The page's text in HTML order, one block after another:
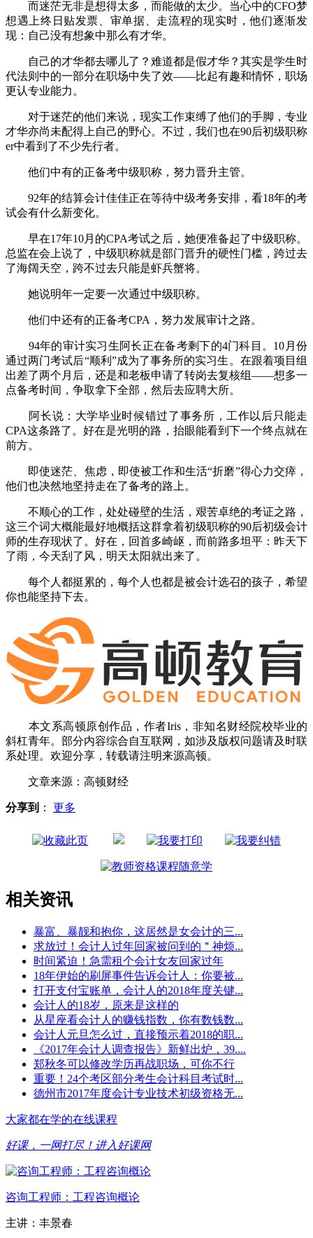
而迷茫无非是想得太多，而能做的太少。当心中的CFO梦
想遇上终日贴发票、审单据、走流程的现实时，他们逐渐发
现：自己没有想象中那么有才华。
自己的才华都去哪儿了？难道都是假才华？其实是学生时
代法则中的一部分在职场中失了效——比起有趣和情怀，职场
更认专业能力。
对于迷茫的他们来说，现实工作束缚了他们的手脚，专业
才华亦尚未配得上自己的野心。不过，我们也在90后初级职称
er中看到了不少先行者。
他们中有的正备考中级职称，努力晋升主管。
92年的结算会计佳佳正在等待中级考务安排，看18年的考
试会有什么新变化。
早在17年10月的CPA考试之后，她便准备起了中级职称。
总监在会上说了，中级职称就是部门晋升的硬性门槛，跨过去
了海阔天空，跨不过去只能是虾兵蟹将。
她说明年一定要一次通过中级职称。
他们中还有的正备考CPA，努力发展审计之路。
94年的审计实习生阿长正在备考剩下的4门科目。10月份
通过两门考试后“顺利”成为了事务所的实习生。在跟着项目组
出差了两个月后，还是和老板申请了转岗去复核组——想多一
点备考时间，争取拿下全部，然后去应聘大所。
阿长说：大学毕业时候错过了事务所，工作以后只能走
CPA这条路了。好在是光明的路，抬眼能看到下一个终点就在
前方。
即使迷茫、焦虑，即使被工作和生活“折磨”得心力交瘁，
他们也决然地坚持走在了备考的路上。
不顺心的工作，处处碰壁的生活，艰苦卓绝的考证之路，
这三个词大概能最好地概括这群拿着初级职称的90后初级会计
师的生存现状了。好在，回首多崎岖，而前路多坦平：昨天下
了雨，今天刮了风，明天太阳就出来了。
每个人都挺累的，每个人也都是被会计选召的孩子，希望
你也能坚持下去。
本文系高顿原创作品，作者Iris，非知名财经院校毕业的
斜杠青年。部分内容综合自互联网，如涉及版权问题请及时联
系处理。欢迎分享，转载请注明来源高顿。
文章来源：高顿财经
分享到 ： 更多
相关资讯
暴富、暴靓和抱你，这居然是女会计的三...
求放过！会计人过年回家被问到的＂神烦...
时间紧迫！急需租个会计女友回家过年
18年伊始的刷屏事件告诉会计人：你要被...
打开支付宝账单，会计人的2018年度关键...
会计人的18岁，原来是这样的
从星座看会计人的赚钱指数，你有数钱数...
会计人元旦怎么过，直接预示着2018的职...
《2017年会计人调查报告》新鲜出炉，39....
郑秋冬可以修改学历再战职场，可你不行
重要！24个考区部分考生会计科目考试时...
德州市2017年度会计专业技术初级资格无...
大家都在学的在线课程
好课，一网打尽！ 进入好课网
咨询工程师：工程咨询概论
主讲：丰景春